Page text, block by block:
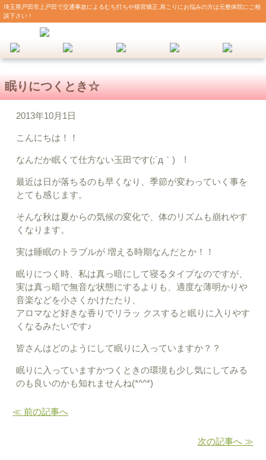
埼玉県戸田市上戸田で交通事故によるむち打ちや猫背矯正,肩こりにお悩みの方は元整体院にご相
談下さい！
眠りにつくとき☆
2013年10月1日
こんにちは！！
なんだか眠くて仕方ない玉田です(;´д｀)ゞ!
最近は日が落ちるのも早くなり、季節が変わっていく事を
とても感じます。
そんな秋は夏からの気候の変化で、体のリズムも崩れやす
くなります。
実は睡眠のトラブルが 増える時期なんだとか！！
眠りにつく時、私は真っ暗にして寝るタイプなのですが、
実は真っ暗で無音な状態にするよりも、適度な薄明かりや
音楽などを小さくかけたたり、
アロマなど好きな香りでリラッ クスすると眠りに入りやす
くなるみたいです♪
皆さんはどのようにして眠りに入っていますか？？
眠りに入っていますかつくときの環境も少し気にしてみる
のも良いのかも知れませんね(*^^*)
≪ 前の記事へ
次の記事へ ≫